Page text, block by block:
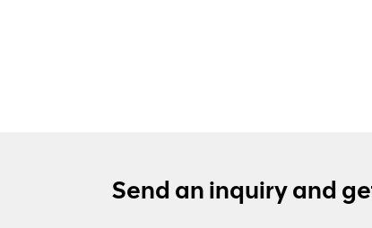
Send an inquiry and